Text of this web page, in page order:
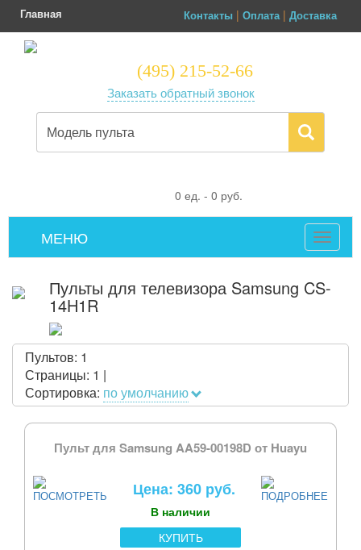
Главная Контакты | Оплата | Доставка
(495) 215-52-66
Заказать обратный звонок
0 ед. - 0 руб.
Toggle
МЕНЮ
Пульты для телевизора Samsung CS-
14H1R
Пультов: 1
Страницы: 1 |
Сортировка: по умолчанию
Пульт для Samsung AA59-00198D от Huayu
Цена: 360 руб.
В наличии
КУПИТЬ